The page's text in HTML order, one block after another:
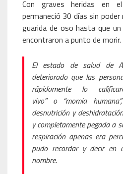
Con graves heridas en
permaneció 30 días sin
guarida de oso hasta que
encontraron a punto de morir.
El estado de salud de
deteriorado que las
rápidamente lo
vivo” o “momia
desnutrición y
y completamente pegada a
respiración apenas era
pudo recordar y decir en
nombre.